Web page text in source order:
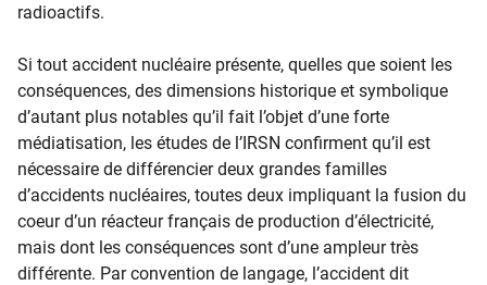
radioactifs.
Si tout accident nucléaire présente, quelles que soient les
conséquences, des dimensions historique et symbolique
d’autant plus notables qu’il fait l’objet d’une forte
médiatisation, les études de l’IRSN confirment qu’il est
nécessaire de différencier deux grandes familles
d’accidents nucléaires, toutes deux impliquant la fusion du
coeur d’un réacteur français de production d’électricité,
mais dont les conséquences sont d’une ampleur très
différente. Par convention de langage, l’accident dit